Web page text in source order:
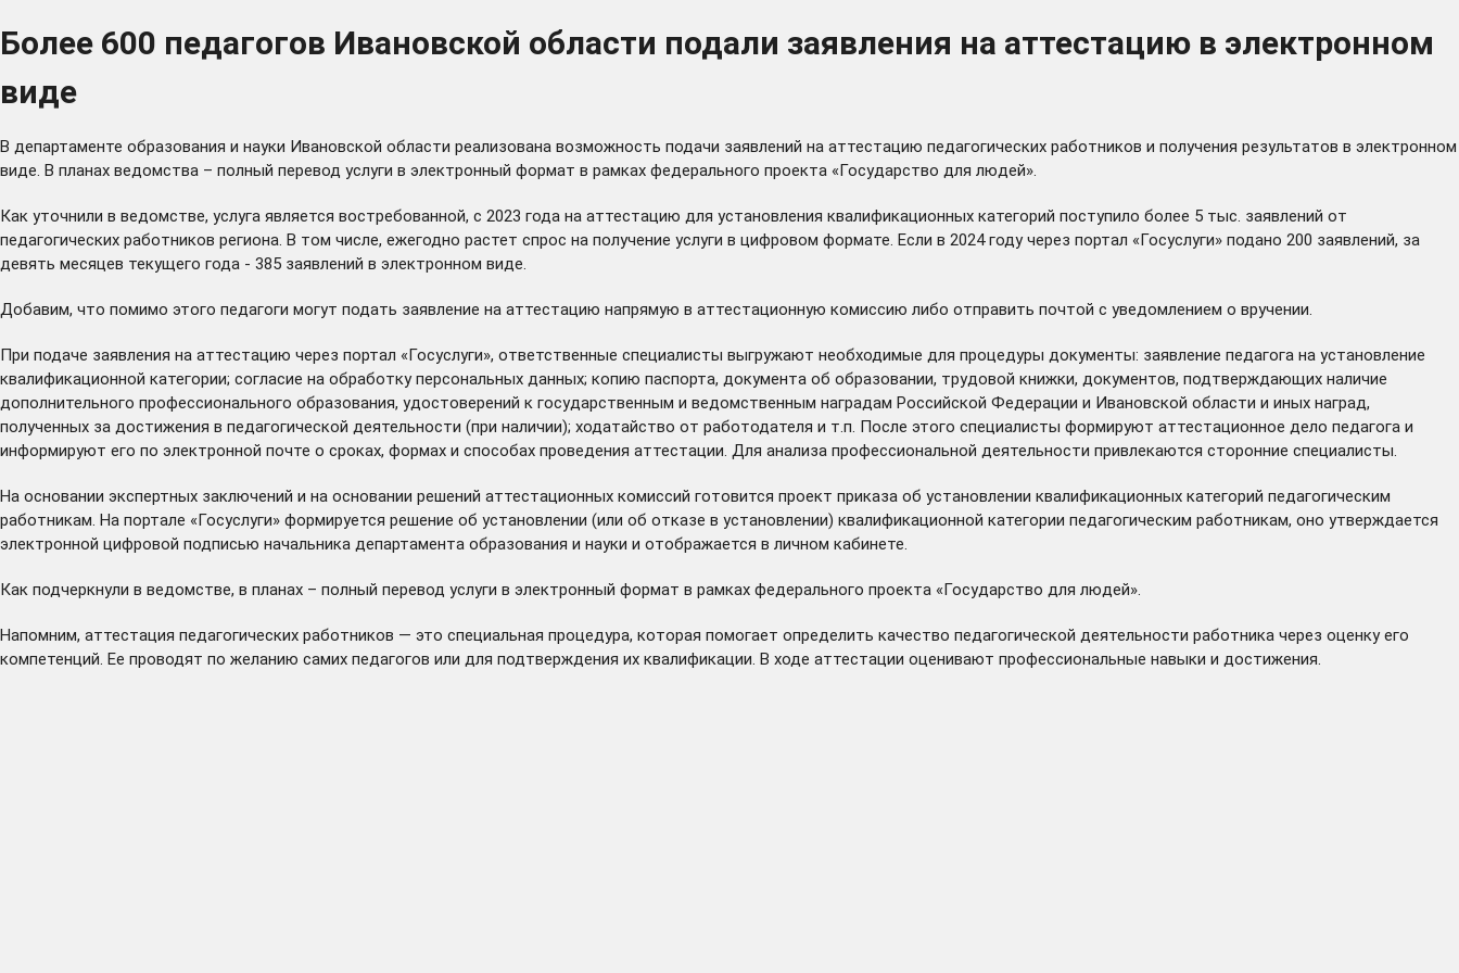
Более 600 педагогов Ивановской области подали заявления на аттестацию в электронном
виде
В департаменте образования и науки Ивановской области реализована возможность подачи заявлений на аттестацию педагогических работников и получения результатов в электронном
виде. В планах ведомства – полный перевод услуги в электронный формат в рамках федерального проекта «Государство для людей».
Как уточнили в ведомстве, услуга является востребованной, с 2023 года на аттестацию для установления квалификационных категорий поступило более 5 тыс. заявлений от
педагогических работников региона. В том числе, ежегодно растет спрос на получение услуги в цифровом формате. Если в 2024 году через портал «Госуслуги» подано 200 заявлений, за
девять месяцев текущего года - 385 заявлений в электронном виде.
Добавим, что помимо этого педагоги могут подать заявление на аттестацию напрямую в аттестационную комиссию либо отправить почтой с уведомлением о вручении.
При подаче заявления на аттестацию через портал «Госуслуги», ответственные специалисты выгружают необходимые для процедуры документы: заявление педагога на установление
квалификационной категории; согласие на обработку персональных данных; копию паспорта, документа об образовании, трудовой книжки, документов, подтверждающих наличие
дополнительного профессионального образования, удостоверений к государственным и ведомственным наградам Российской Федерации и Ивановской области и иных наград,
полученных за достижения в педагогической деятельности (при наличии); ходатайство от работодателя и т.п. После этого специалисты формируют аттестационное дело педагога и
информируют его по электронной почте о сроках, формах и способах проведения аттестации. Для анализа профессиональной деятельности привлекаются сторонние специалисты.
На основании экспертных заключений и на основании решений аттестационных комиссий готовится проект приказа об установлении квалификационных категорий педагогическим
работникам. На портале «Госуслуги» формируется решение об установлении (или об отказе в установлении) квалификационной категории педагогическим работникам, оно утверждается
электронной цифровой подписью начальника департамента образования и науки и отображается в личном кабинете.
Как подчеркнули в ведомстве, в планах – полный перевод услуги в электронный формат в рамках федерального проекта «Государство для людей».
Напомним, аттестация педагогических работников — это специальная процедура, которая помогает определить качество педагогической деятельности работника через оценку его
компетенций. Ее проводят по желанию самих педагогов или для подтверждения их квалификации. В ходе аттестации оценивают профессиональные навыки и достижения.